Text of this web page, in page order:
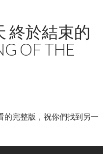
終於結束的
OF THE
的完整版，祝你們找到另一